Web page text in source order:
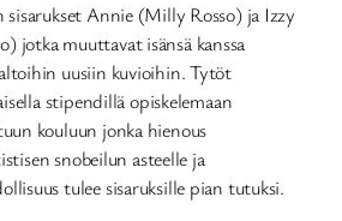
sisarukset Annie (Milly Rosso) ja Izzy
jotka muuttavat isänsä kanssa
uusiin kuvioihin. Tytöt
stipendillä opiskelemaan
kouluun jonka hienous
snobeilun asteelle ja
tulee sisaruksille pian tutuksi.